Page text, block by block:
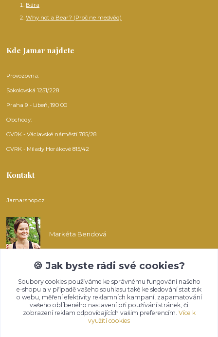
Bára
Why not a Bear? (Proč ne medvěd)
Kde Jamar najdete
Provozovna:
Sokolovská 1251/228
Praha 9 - Libeň, 190 00
Obchody:
CVRK - Václavské náměstí 785/28
CVRK - Milady Horákové 815/42
Kontakt
Jamarshop.cz
Markéta Bendová
info@jamarshop.cz
🍪 Jak byste rádi své cookies?
Soubory cookies používáme ke správnému fungování našeho
e-shopu a v případě vašeho souhlasu také ke sledování statistik
o webu, měření efektivity reklamních kampaní, zapamatování
vašeho oblíbeného nastavení při používání stránek, či
zobrazení reklam odpovídajících vašim preferencím. Více k
využití cookies